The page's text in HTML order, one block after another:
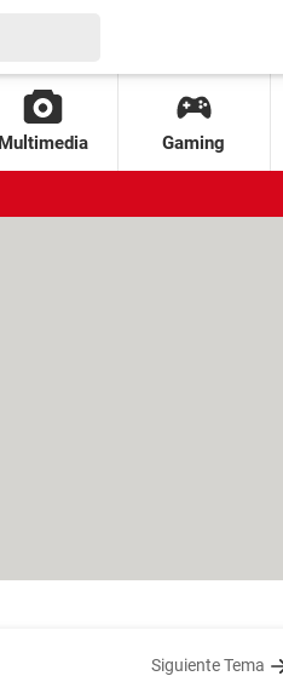
Multimedia Gaming
Siguiente Tema